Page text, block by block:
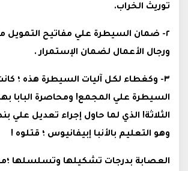
توريث الخراب.
٢- ضمان السيطرة علي مفاتيح التمويل
ورجال الأعمال لضمان الإستمرار .
٣- وكغطاء لكل آليات السيطرة هذه ؛
السيطرة علي المجمع! ومحاصرة البابا
الثلاثة! الذي لما حاول إجراء تعديل علي
وهو التعليم بالأنبا إبيفانيوس ؛ قتلوه !
العصابة بدرجات تشكيلها وتسلسلها